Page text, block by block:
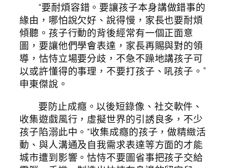
“要耐煩容錯。要讓孩子本身講做錯事的
緣由，哪怕說欠好、說得慢，家長也要耐煩
傾聽。孩子行動的背後經常有一個正面意
圖，要讓他們學會表達，家長再賜與對的領
導，怙恃立場要分歧，不急不躁地講孩子可
以或許懂得的事理，不要打孩子、吼孩子。”
申東傑說。
要防止成癮。以後短錄像、社交軟件、
收集遊戲風行，虛擬世界的引誘良多，不少
孩子陷溺此中。“收集成癮的孩子，做精緻活
動、與人溝通及自我需求表達等方面的才能
城市遭到影響。怙恃不要圖省事把孩子交給